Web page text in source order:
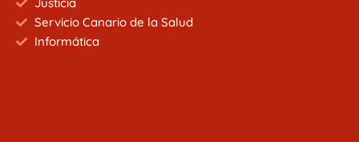
Servicio Canario de la Salud
Informática